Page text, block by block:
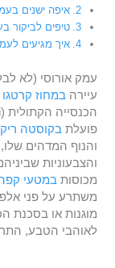
איפה ישנים
טיפים לביקור
איך מגיעים
עמק אורוסי (לא
עיירהבמחוז קרטגו
פועלתבקוסטה
והנוף המדהים
והצבעוניות
מכוסותבמטעי
משתרע על פני
מוגנות או בסכנת
לאוהבי הטבע,